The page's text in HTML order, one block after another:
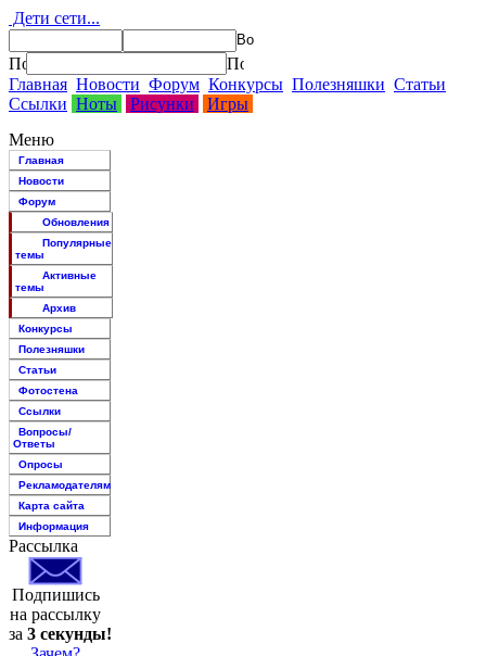
Дети сети...
Главная Новости Форум Конкурсы Полезняшки Статьи
Ссылки Ноты Рисунки
Игры
Меню
Главная
Новости
Форум
Обновления
Популярные
темы
Активные
темы
Архив
Конкурсы
Полезняшки
Статьи
Фотостена
Ссылки
Вопросы/
Ответы
Опросы
Рекламодателям
Карта сайта
Информация
Рассылка
Подпишись
на рассылку
за 3 секунды!